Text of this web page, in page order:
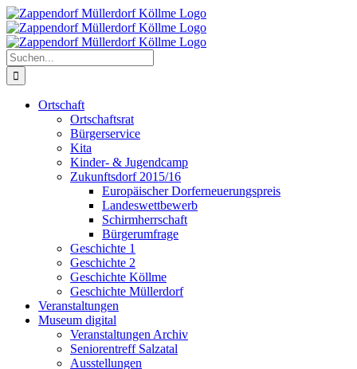
Zum
Inhalt
springen
Suche
nach:
Ortschaft
Ortschaftsrat
Bürgerservice
Kita
Kinder- & Jugendcamp
Zukunftsdorf 2015/16
Europäischer Dorferneuerungspreis
Landeswettbewerb
Schirmherrschaft
Bürgerumfrage
Geschichte 1
Geschichte 2
Geschichte Köllme
Geschichte Müllerdorf
Veranstaltungen
Museum digital
Veranstaltungen Archiv
Seniorentreff Salzatal
Ausstellungen